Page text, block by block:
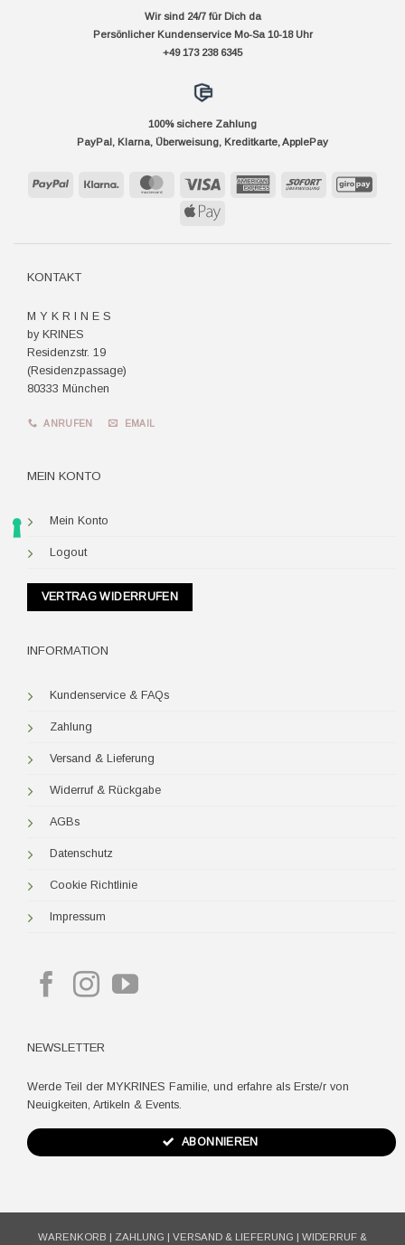
Wir sind 24/7 für Dich da
Persönlicher Kundenservice Mo-Sa 10-18 Uhr
+49 173 238 6345
100% sichere Zahlung
PayPal, Klarna, Überweisung, Kreditkarte, ApplePay
PayPal Klarna MasterCard Visa
AmericanSofort
Apple
KONTAKT
M Y K R I N E S
by KRINES
Residenzstr. 19
(Residenzpassage)
80333 München
ANRUFEN EMAIL
MEIN KONTO
Mein Konto
Logout
VERTRAG WIDERRUFEN
INFORMATION
Kundenservice & FAQs
Zahlung
Versand & Lieferung
Widerruf & Rückgabe
AGBs
Datenschutz
Cookie Richtlinie
Impressum
NEWSLETTER
Werde Teil der MYKRINES Familie, und erfahre als Erste/r von
Neuigkeiten, Artikeln & Events.
ABONNIEREN
WARENKORB | ZAHLUNG | VERSAND & LIEFERUNG | WIDERRUF &